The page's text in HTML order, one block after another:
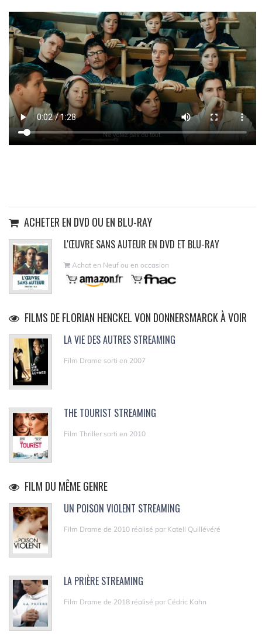
ACHETER EN DVD OU EN BLU-RAY
L'ŒUVRE SANS AUTEUR EN DVD ET BLU-RAY
Achat en Neuf ou en occasion
FILMS DE FLORIAN HENCKEL VON DONNERSMARCK À VOIR
LA VIE DES AUTRES STREAMING
Film Drame sorti en 2007
THE TOURIST STREAMING
Film Thriller sorti en 2010
FILM DU MÊME GENRE
UN POISON VIOLENT STREAMING
Film Drame de 2010 réalisé par Katell Quillévéré
LA PRIÈRE STREAMING
Film Drame de 2018 réalisé par Cédric Kahn